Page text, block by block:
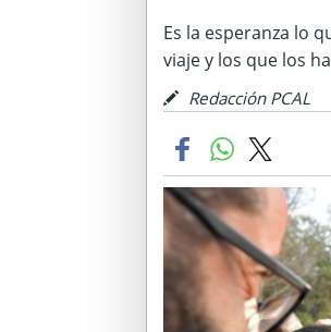
Es la esperanza lo
viaje y los que los
Redacción PCAL